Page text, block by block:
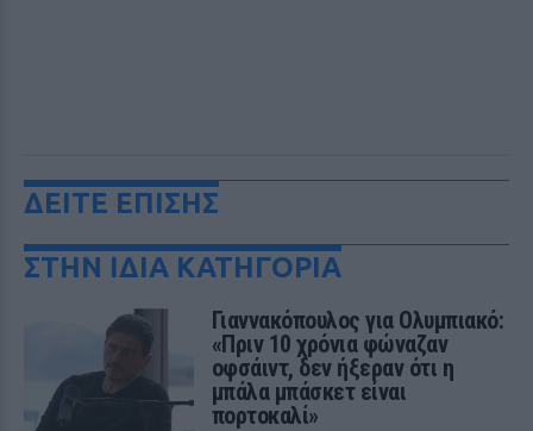
ΔΕΙΤΕ ΕΠΙΣΗΣ
ΣΤΗΝ ΙΔΙΑ ΚΑΤΗΓΟΡΙΑ
Γιαννακόπουλος για Ολυμπιακό:
«Πριν 10 χρόνια φώναζαν
οφσάιντ, δεν ήξεραν ότι η
μπάλα μπάσκετ είναι
πορτοκαλί»